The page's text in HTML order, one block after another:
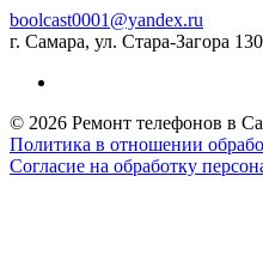
boolcast0001@yandex.ru
г. Самара, ул. Стара-Загора 130
© 2026 Ремонт телефонов в
Политика в отношении
Согласие на обработку